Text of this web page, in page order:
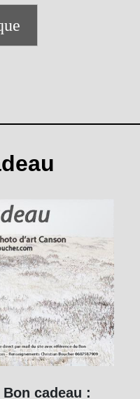
cadeau :